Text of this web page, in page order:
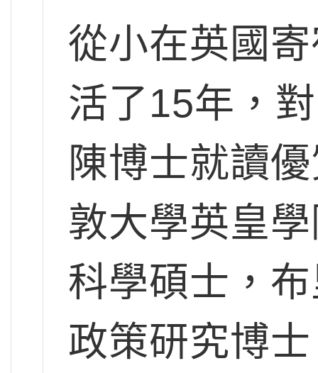
從小在英國
活了15年，
陳博士就讀
敦大學英皇
科學碩士，
政策研究博